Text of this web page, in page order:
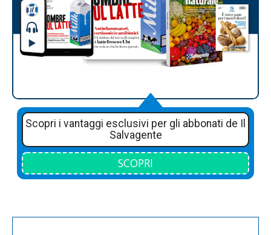
Scopri i vantaggi esclusivi per gli abbonati de Il
Salvagente
SCOPRI